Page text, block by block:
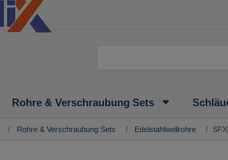
Rohre & Verschraubung Sets
Rohre & Verschraubung Sets Edelstahlwellrohre